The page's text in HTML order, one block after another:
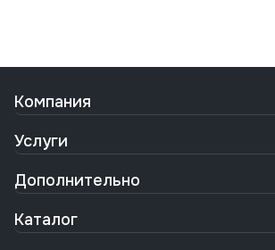
Компания
Услуги
Дополнительно
Каталог